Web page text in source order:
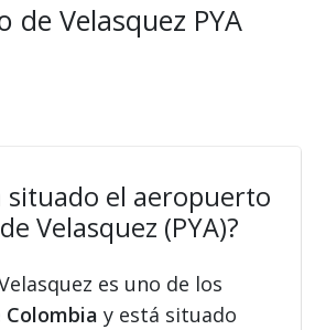
de Velasquez PYA
situado el aeropuerto
Velasquez (PYA)?
es uno de los
Colombia y está situado